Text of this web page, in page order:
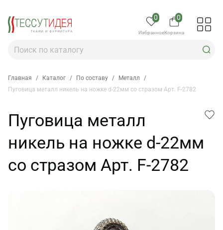
0
Избранное
0
Корзина
Главная / Каталог / По составу / Металл
/
Пуговица металл никель на ножке d-22мм со стразом Арт. F-2782
Пуговица металл
никель на ножке d-22мм
со стразом Арт. F-2782